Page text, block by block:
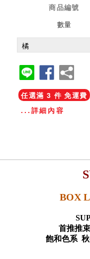
商品編號
數量
任選滿 3 件 免運費
...詳細內容